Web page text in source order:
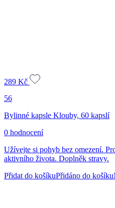
289 Kč
56
Bylinné kapsle Klouby, 60 kapslí
0 hodnocení
Užívejte si pohyb bez omezení.
aktivního života. Doplněk stravy.
Přidat do košíkuPřidáno do košíku